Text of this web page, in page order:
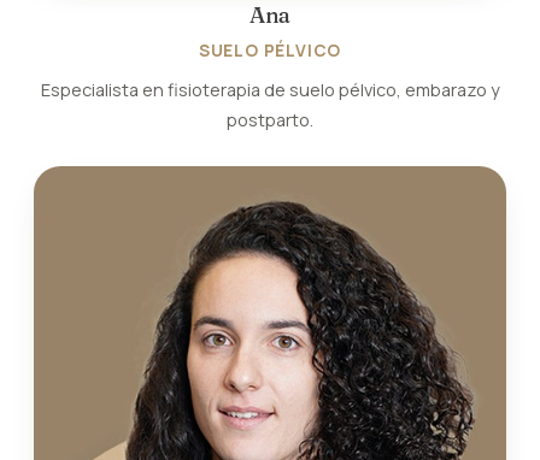
Ana
SUELO PÉLVICO
Especialista en fisioterapia de suelo pélvico, embarazo y
postparto.